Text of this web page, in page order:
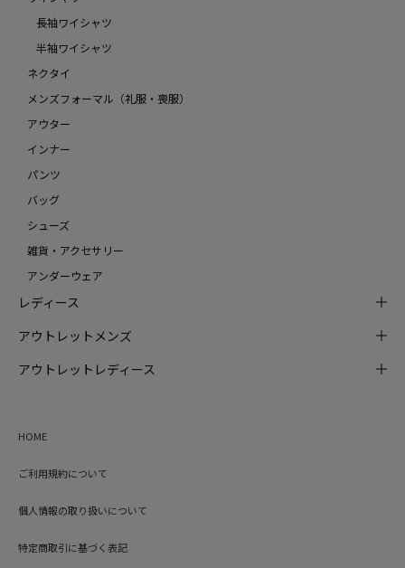
長袖ワイシャツ
半袖ワイシャツ
ネクタイ
メンズフォーマル（礼服・喪服）
アウター
インナー
パンツ
バッグ
シューズ
雑貨・アクセサリー
アンダーウェア
レディース
アウトレットメンズ
アウトレットレディース
HOME
ご利用規約について
個人情報の取り扱いについて
特定商取引に基づく表記